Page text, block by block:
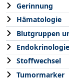
Gerinnung
Hämatologie
Blutgruppen
Endokrinologie
Stoffwechsel
Tumormarker